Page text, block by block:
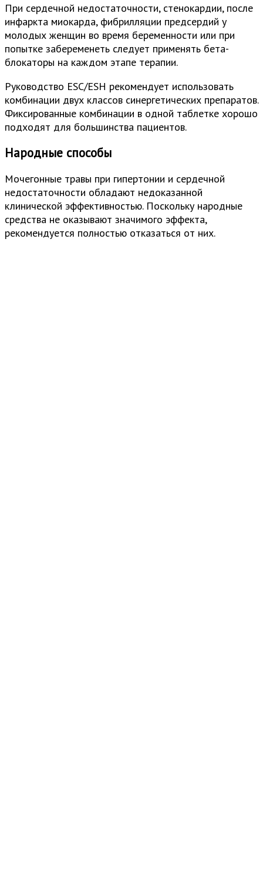
При сердечной недостаточности, стенокардии, после
инфаркта миокарда, фибрилляции предсердий у
молодых женщин во время беременности или при
попытке забеременеть следует применять бета-
блокаторы на каждом этапе терапии.
Руководство ESC/ESH рекомендует использовать
комбинации двух классов синергетических препаратов.
Фиксированные комбинации в одной таблетке хорошо
подходят для большинства пациентов.
Народные способы
Мочегонные травы при гипертонии и сердечной
недостаточности обладают недоказанной
клинической эффективностью. Поскольку народные
средства не оказывают значимого эффекта,
рекомендуется полностью отказаться от них.